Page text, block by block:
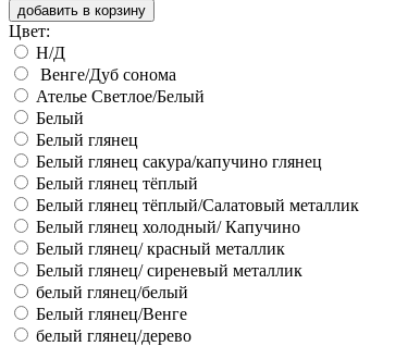
добавить в корзину
Цвет:
Н/Д
Венге/Дуб сонома
Ателье Светлое/Белый
Белый
Белый глянец
Белый глянец сакура/капучино глянец
Белый глянец тёплый
Белый глянец тёплый/Салатовый металлик
Белый глянец холодный/ Капучино
Белый глянец/ красный металлик
Белый глянец/ сиреневый металлик
белый глянец/белый
Белый глянец/Венге
белый глянец/дерево